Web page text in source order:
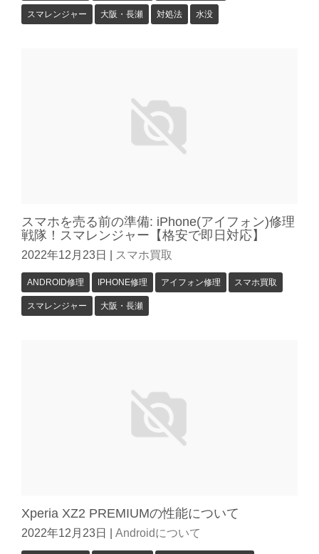
スマレンジャー 大阪・長瀬 対処法 水没
スマホを売る前の準備: iPhone(アイフォン)修理
戦隊！スマレンジャー【格安で即日対応】
2022年12月23日 スマホ買取
ANDROID修理 IPHONE修理 アイフォン修理 スマホ買取
スマレンジャー 大阪・長瀬
Xperia XZ2 PREMIUMの性能について
2022年12月23日 Androidについて